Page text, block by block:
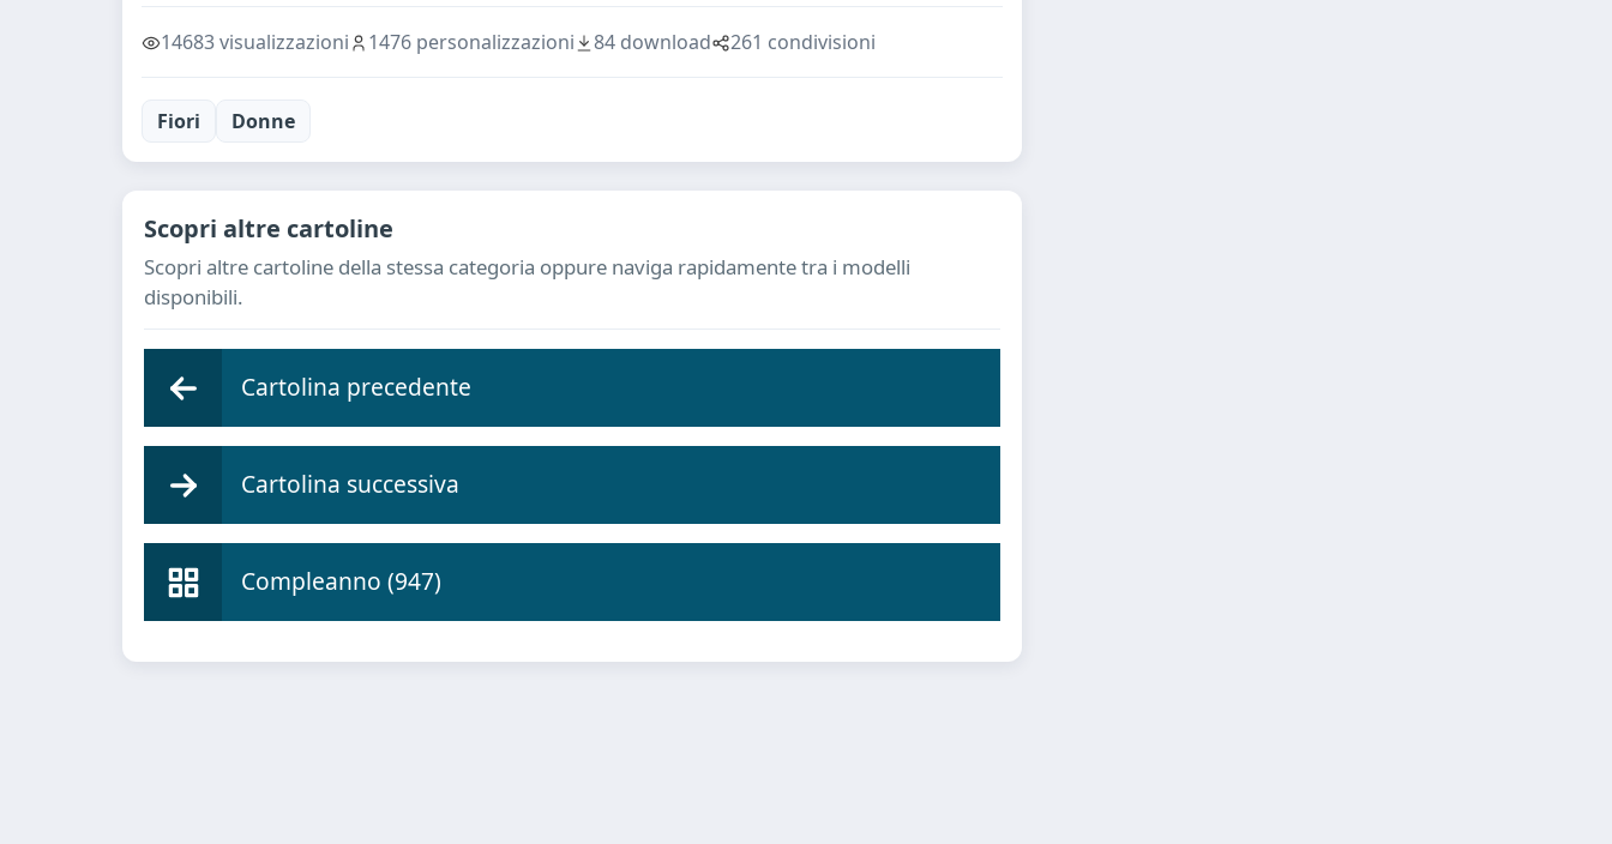
14683 visualizzazioni 1476 personalizzazioni 84 download 261 condivisioni
Fiori Donne
Scopri altre cartoline
Scopri altre cartoline della stessa categoria oppure naviga rapidamente tra i modelli
disponibili.
Cartolina precedente
Cartolina successiva
Compleanno (947)